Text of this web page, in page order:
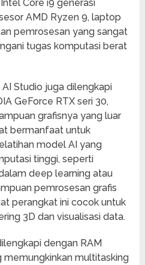
Core i9 generasi
AMD Ryzen 9, laptop
pemrosesan yang sangat
tugas komputasi berat
Studio juga dilengkapi
GeForce RTX seri 30,
grafisnya yang luar
bermanfaat untuk
model AI yang
tinggi, seperti
deep learning atau
pemrosesan grafis
perangkat ini cocok untuk
3D dan visualisasi data.
dengan RAM
memungkinkan multitasking